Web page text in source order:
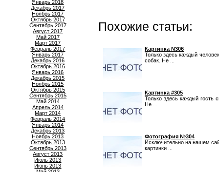
Январь 2018
Декабрь 2017
Ноябрь 2017
Октябрь 2017
Сентябрь 2017
Август 2017
Май 2017
Март 2017
Февраль 2017
Январь 2017
Декабрь 2016
Октябрь 2016
Январь 2016
Декабрь 2015
Ноябрь 2015
Октябрь 2015
Сентябрь 2015
Май 2014
Апрель 2014
Март 2014
Февраль 2014
Январь 2014
Декабрь 2013
Ноябрь 2013
Октябрь 2013
Сентябрь 2013
Август 2013
Июль 2013
Июнь 2013
Похожие статьи:
Картинка N306
Только здесь каждый
собак. Не ...
Картинка #305
Только здесь каждый гость
Не ...
Фотография №304
Исключительно на нашем
картинки ...